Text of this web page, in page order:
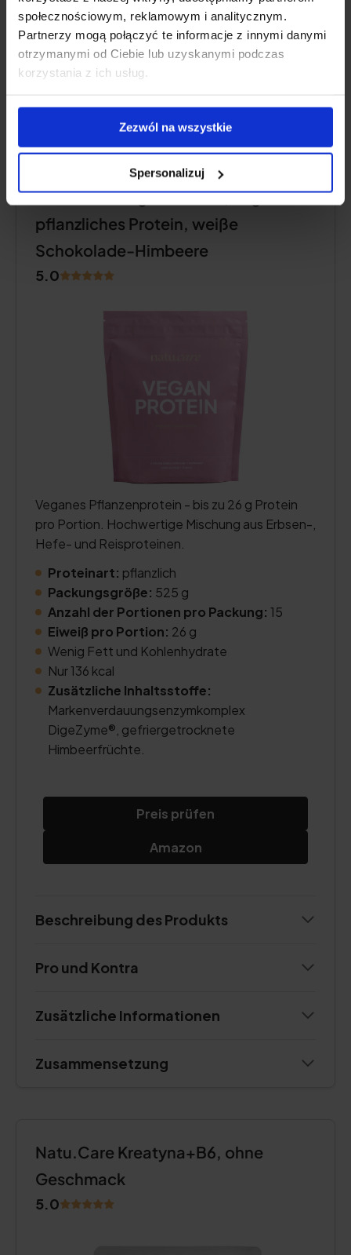
społecznościowym, reklamowym i analitycznym.
Partnerzy mogą połączyć te informacje z innymi danymi
otrzymanymi od Ciebie lub uzyskanymi podczas
korzystania z ich usług.
Zezwól na wszystkie
Spersonalizuj
Produktbeschreibung
Vorteile und Nachteile
PFLANZLICHES EIWEISS
Natu.Care Vegan Protein, veganes
pflanzliches Protein, weiße
Schokolade-Himbeere
5.0
Veganes Pflanzenprotein - bis zu 26 g Protein
pro Portion. Hochwertige Mischung aus Erbsen-,
Hefe- und Reisproteinen.
Proteinart: pflanzlich
Packungsgröße: 525 g
Anzahl der Portionen pro Packung: 15
Eiweiß pro Portion: 26 g
Wenig Fett und Kohlenhydrate
Nur 136 kcal
Zusätzliche Inhaltsstoffe:
Markenverdauungsenzymkomplex
DigeZyme®, gefriergetrocknete
Himbeerfrüchte.
Preis prüfen
Amazon
Beschreibung des Produkts
Pro und Kontra
Zusätzliche Informationen
Zusammensetzung
Natu.Care Kreatyna+B6, ohne
Geschmack
5.0